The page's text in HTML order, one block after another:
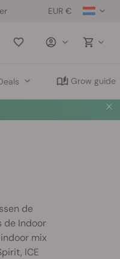
EUR €
Saved
Grow guide
de
de Indoor
mix
ICE